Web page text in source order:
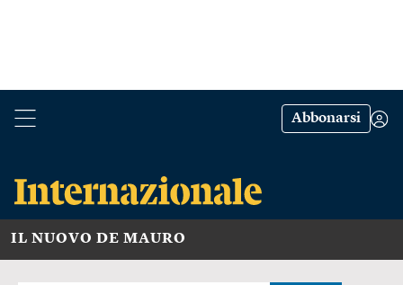
Abbonarsi
IL NUOVO DE MAURO